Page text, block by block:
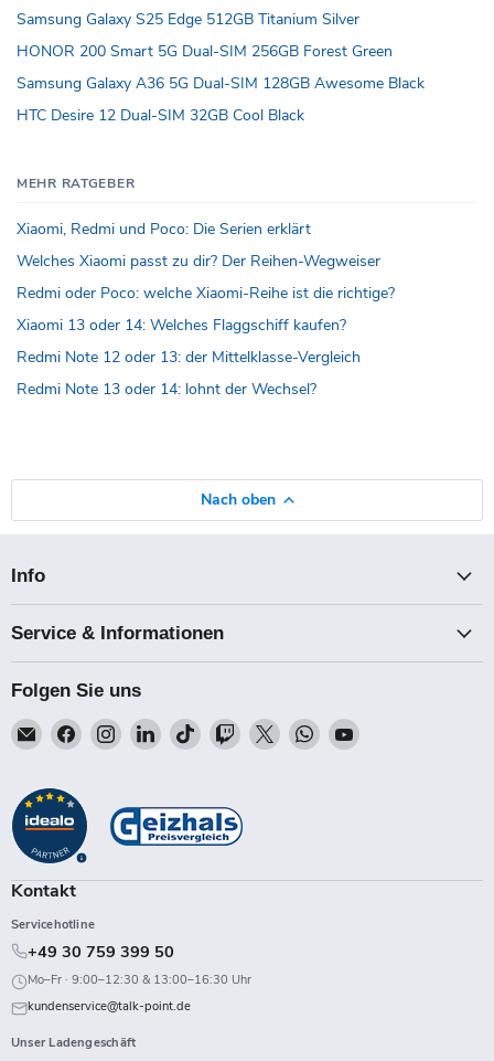
Samsung Galaxy S25 Edge 512GB Titanium Silver
HONOR 200 Smart 5G Dual-SIM 256GB Forest Green
Samsung Galaxy A36 5G Dual-SIM 128GB Awesome Black
HTC Desire 12 Dual-SIM 32GB Cool Black
MEHR RATGEBER
Xiaomi, Redmi und Poco: Die Serien erklärt
Welches Xiaomi passt zu dir? Der Reihen-Wegweiser
Redmi oder Poco: welche Xiaomi-Reihe ist die richtige?
Xiaomi 13 oder 14: Welches Flaggschiff kaufen?
Redmi Note 12 oder 13: der Mittelklasse-Vergleich
Redmi Note 13 oder 14: lohnt der Wechsel?
Nach oben
Info
Service & Informationen
Folgen Sie uns
Email
Talk-
Finden
Sie
auf
Facebook
Finden
Sie
auf
Instagram
Finden
Sie
auf
LinkedIn
Finden
Sie
auf
TikTok
Finden
Sie
Twitch
Finden
Sie
Finden
Sie
Finden
Kontakt
Servicehotline
+49 30 759 399 50
Mo–Fr · 9:00–12:30 & 13:00–16:30 Uhr
kundenservice@talk-point.de
Unser Ladengeschäft